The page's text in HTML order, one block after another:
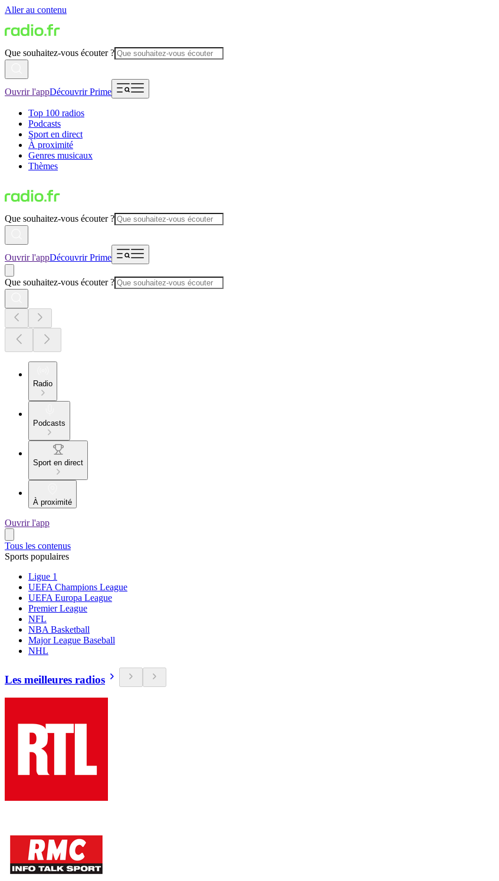
Aller au contenu
Que souhaitez-vous écouter ?
Ouvrir l'appDécouvrir Prime
Top 100 radios
Podcasts
Sport en direct
À proximité
Genres musicaux
Thèmes
Que souhaitez-vous écouter ?
Ouvrir l'appDécouvrir Prime
Que souhaitez-vous écouter ?
Radio
Podcasts
Sport en direct
À proximité
Ouvrir l'app
Tous les contenus
Sports populaires
Ligue 1
UEFA Champions League
UEFA Europa League
Premier League
NFL
NBA Basketball
Major League Baseball
NHL
Les meilleures radios